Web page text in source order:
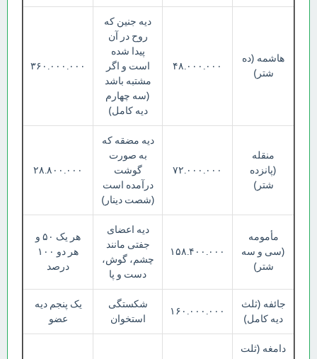
هاشمه (ده
شتر)
۴۸.۰۰۰.۰۰۰
دیه جنین که
روح در آن
پیدا شده
است و اگر
مشتبه باشد
(سه چهارم
دیه کامل)
۳۶۰.۰۰۰.۰۰۰
منقله
(پانزده
شتر)
۷۲.۰۰۰.۰۰۰
دیه مضقه که
به صورت
گوشت
درآمده است
(شصت دینار)
۲۸.۸۰۰.۰۰۰
مأمومه
(سی و سه
شتر)
۱۵۸.۴۰۰.۰۰۰
دیه اعضای
جفتی مانند
چشم، گوش،
دست و پا
هر یک ۵۰ و
هر دو ۱۰۰
درصد
جائفه (ثلث
دیه کامل)
۱۶۰.۰۰۰.۰۰۰
شکستگی
استخوان
یک پنجم دیه
عضو
دامغه (ثلت